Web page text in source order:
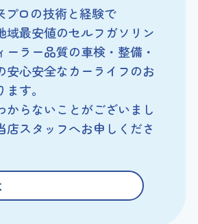
プロの技術と経験で
域最安値のセルフガソリン
ーラー品質の車検・整備・
安心安全なカーライフのお
す。
からないことがございまし
店スタッフへお申しくださ